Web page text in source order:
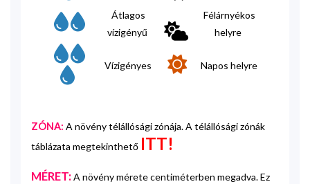
Átlagos
vízigényű
Félárnyékos
helyre
Vízigényes Napos helyre
ZÓNA: A növény télállósági zónája. A télállósági zónák
táblázata megtekinthető ITT!
MÉRET:A növény mérete centiméterben megadva. Ez